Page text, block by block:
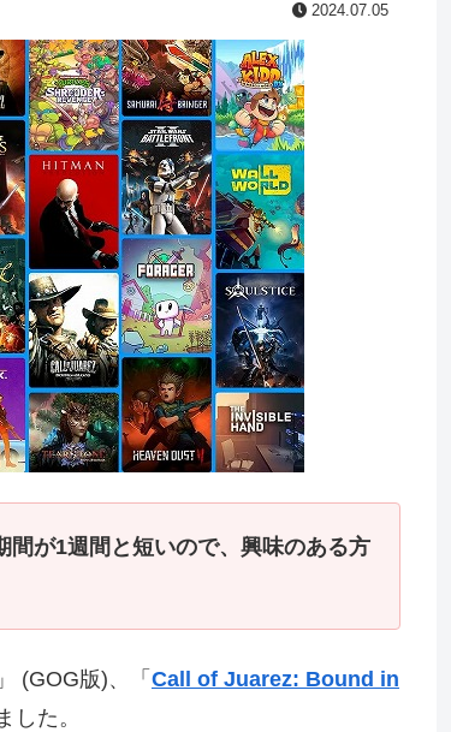
2024.07.05
が1週間と短いので、興味のある方
」 (GOG版)、「 Call of Juarez: Bound in
した。